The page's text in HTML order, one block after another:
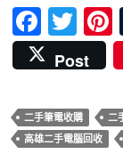
k
F
ac
e
b
o
T
w
itt
er
t
Post
二手筆電收購 二
高雄二手電腦回收